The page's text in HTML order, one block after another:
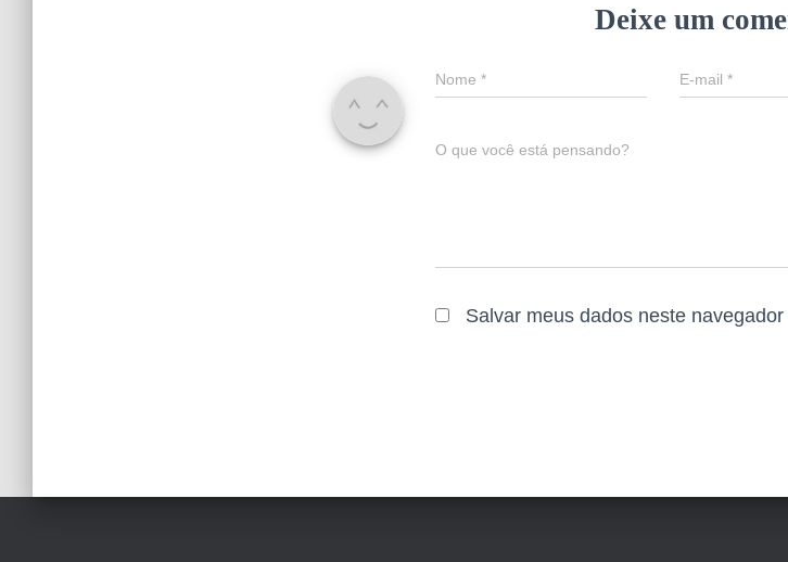
Deixe um
Nome * E-mail*
O que você está pensando?
Salvar meus dados neste